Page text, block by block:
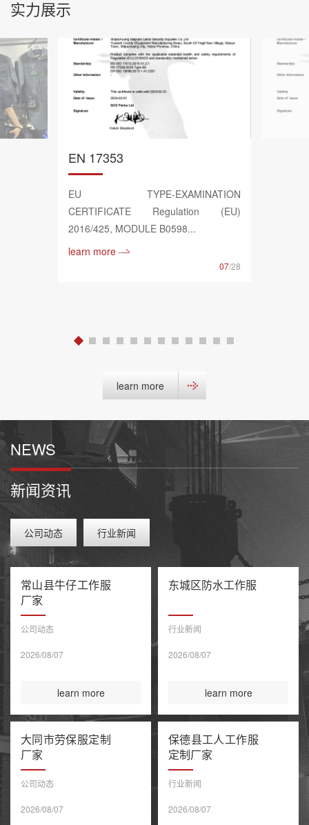
实力展示
EN 17353
EU TYPE-EXAMINATION
CERTIFICATE Regulation (EU)
2016/425, MODULE B0598...
learn more
07/28
learn more
NEWS
新闻资讯
公司动态 行业新闻
常山县牛仔工作服
厂家
公司动态
2026/08/07
learn more
东城区防水工作服
行业新闻
2026/08/07
learn more
大同市劳保服定制
厂家
公司动态
2026/08/07
保德县工人工作服
定制厂家
行业新闻
2026/08/07